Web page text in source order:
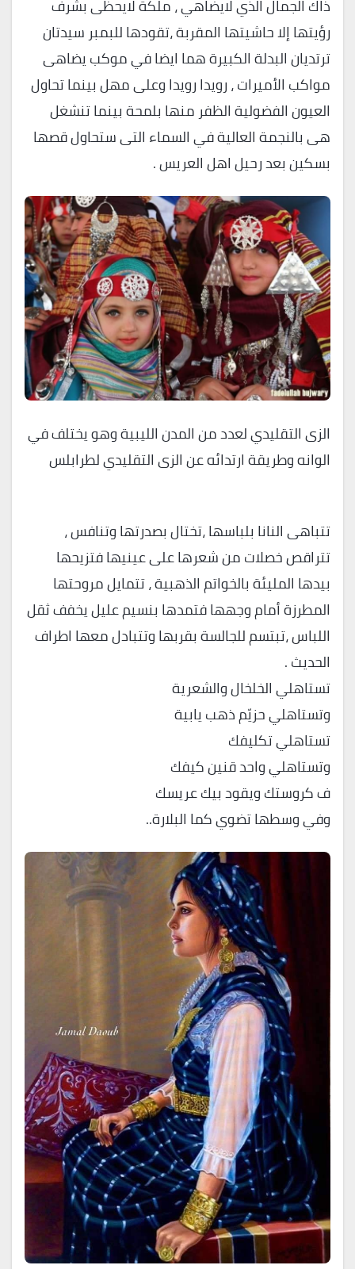
ذاك الجمال الذي لايضاهي ، ملكة لايحظى بشرف
رؤيتها إلا حاشيتها المقربة ،تقودها للبمبر سيدتان
ترتديان البدلة الكبيرة هما ايضا في موكب يضاهى
مواكب الأميرات ، رويدا رويدا وعلى مهل بينما تحاول
العيون الفضولية الظفر منها بلمحة بينما تنشغل
هى بالنجمة العالية في السماء التى ستحاول قصها
بسكين بعد رحيل اهل العريس .
الزى التقليدي لعدد من المدن الليبية وهو يختلف في
الوانه وطريقة ارتدائه عن الزى التقليدي لطرابلس
تتباهى النانا بلباسها ،تختال بصدرتها وتنافس ،
تتراقص خصلات من شعرها على عينيها فتزيحها
بيدها المليئة بالخواتم الذهبية ، تتمايل مروحتها
المطرزة أمام وجهها فتمدها بنسيم عليل يخفف ثقل
اللباس ،تبتسم للجالسة بقربها وتتبادل معها اطراف
الحديث .
تستاهلي الخلخال والشعرية
وتستاهلي حزيّم ذهب يابية
تستاهلي تكليفك
وتستاهلي واحد قنين كيفك
ف كروستك ويقود بيك عريسك
وفي وسطها تضوي كما البلارة..